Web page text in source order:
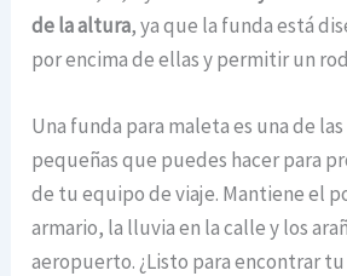
de la altura, ya que la funda está
por encima de ellas y permitir un
Una funda para maleta es una de
pequeñas que puedes hacer para
de tu equipo de viaje. Mantiene el
armario, la lluvia en la calle y los
aeropuerto. ¿Listo para encontrar